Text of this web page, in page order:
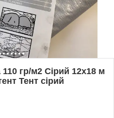
гр/м2 Сірий 12х18 м
Тент сірий